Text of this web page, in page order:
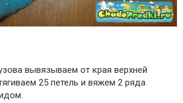
вывязываем от края верхней
25 петель и вяжем 2 ряда